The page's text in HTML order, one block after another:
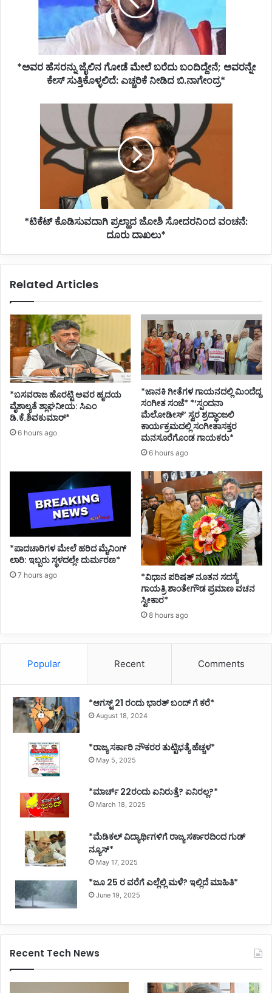
ಸುತ್ತಿಕೊಳ್ಳಲಿದೆ:
ಬಿ.ನಾಗೇಂದ್ರ*
*ಅವರ ಹೆಸರನ್ನು ಜೈಲಿನ ಗೋಡೆ ಮೇಲೆ ಬರೆದು ಬಂದಿದ್ದೇನೆ; ಅವರನ್ನೇ
ಕೇಸ್ ಸುತ್ತಿಕೊಳ್ಳಲಿದೆ: ಎಚ್ಚರಿಕೆ ನೀಡಿದ ಬಿ.ನಾಗೇಂದ್ರ*
ಸೋದರನಿಂದ
*ಟಿಕೆಟ್ ಕೊಡಿಸುವದಾಗಿ ಪ್ರಲ್ಹಾದ ಜೋಶಿ ಸೋದರನಿಂದ ವಂಚನೆ:
ದೂರು ದಾಖಲು*
Related Articles
*ಬಸವರಾಜ ಹೊರಟ್ಟಿ ಅವರ ಹೃದಯ
ವೈಶಾಲ್ಯತೆ ಶ್ಲಾಘನೀಯ: ಸಿಎಂ
ಡಿ.ಕೆ.ಶಿವಕುಮಾರ್*
6 hours ago
*ಜಾನಕಿ ಗೀತೆಗಳ ಗಾಯನದಲ್ಲಿ ಮಿಂದೆದ್ದ
ಸಂಗೀತ ಸಂಜೆ* *‘ಸ್ಪಂದನಾ
ಮೆಲೋಡೀಸ್’ ಸ್ವರ ಶ್ರದ್ಧಾಂಜಲಿ
ಕಾರ್ಯಕ್ರಮದಲ್ಲಿ ಸಂಗೀತಾಸಕ್ತರ
ಮನಸೂರೆಗೊಂಡ ಗಾಯಕರು*
6 hours ago
*ಪಾದಚಾರಿಗಳ ಮೇಲೆ ಹರಿದ ಮೈನಿಂಗ್
ಲಾರಿ: ಇಬ್ಬರು ಸ್ಥಳದಲ್ಲೇ ದುರ್ಮರಣ*
7 hours ago
*ವಿಧಾನ ಪರಿಷತ್ ನೂತನ ಸದಸ್ಯೆ
ಗಾಯತ್ರಿ ಶಾಂತೇಗೌಡ ಪ್ರಮಾಣ ವಚನ
ಸ್ವೀಕಾರ*
8 hours ago
Popular Recent Comments
*ಆಗಸ್ಟ್ 21 ರಂದು ಭಾರತ್‌ ಬಂದ್‌ ಗೆ ಕರೆ*
August 18, 2024
*ರಾಜ್ಯ ಸರ್ಕಾರಿ ನೌಕರರ ತುಟ್ಟಿಭತ್ಯೆ ಹೆಚ್ಚಳ*
May 5, 2025
*ಮಾರ್ಚ್ 22ರಂದು ಏನಿರುತ್ತೆ? ಏನಿರಲ್ಲ?*
March 18, 2025
*ಮೆಡಿಕಲ್ ವಿದ್ಯಾರ್ಥಿಗಳಿಗೆ ರಾಜ್ಯ ಸರ್ಕಾರದಿಂದ ಗುಡ್
ನ್ಯೂಸ್*
May 17, 2025
*ಜೂ 25 ರ ವರೆಗೆ ಎಲ್ಲೆಲ್ಲಿ ಮಳೆ? ಇಲ್ಲಿದೆ ಮಾಹಿತಿ*
June 19, 2025
Recent Tech News